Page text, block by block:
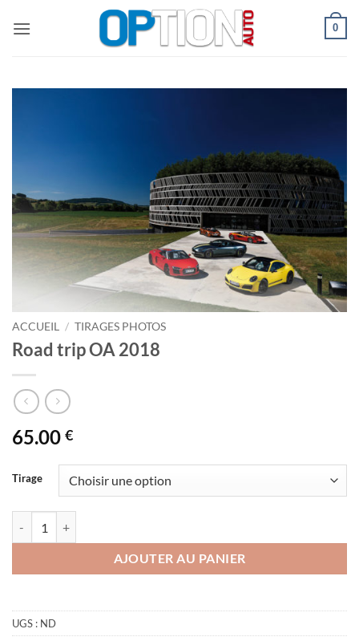
0
ACCUEIL / TIRAGES PHOTOS
Road trip OA 2018
65.00 €
Tirage
AJOUTER AU PANIER
UGS : ND